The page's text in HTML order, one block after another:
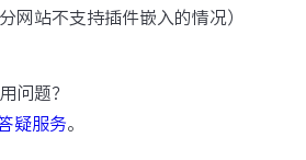
网站不支持插件嵌入的情况）
问题？
疑服务。